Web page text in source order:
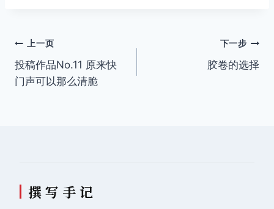
文
章
上一页
投稿作品No.11 原来快
门声可以那么清脆
下一步
胶卷的选择
撰 写 手 记